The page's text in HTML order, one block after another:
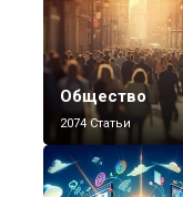
Общество
2074 Статьи